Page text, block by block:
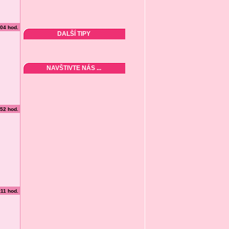
hod.
hod.
hod.
DALŠÍ TIPY
NAVŠTIVTE NÁS ...